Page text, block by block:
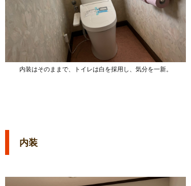
内装はそのままで、トイレは白を採用し、気分を一新。
内装